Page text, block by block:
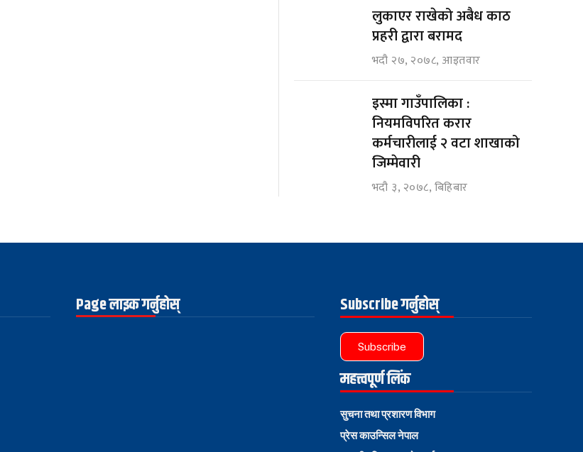
लुकाएर राखेको अबैध काठ
प्रहरी द्वारा बरामद
भदौ २७, २०७८, आइतवार
इस्मा गाउँपालिका :
नियमविपरित करार
कर्मचारीलाई २ वटा शाखाको
जिम्मेवारी
भदौ ३, २०७८, बिहिबार
Page लाइक गर्नुहोस् Subscribe गर्नुहोस्
Subscribe
महत्त्वपूर्ण लिंक
सुचना तथा प्रशारण विभाग
प्रेस काउन्सिल नेपाल